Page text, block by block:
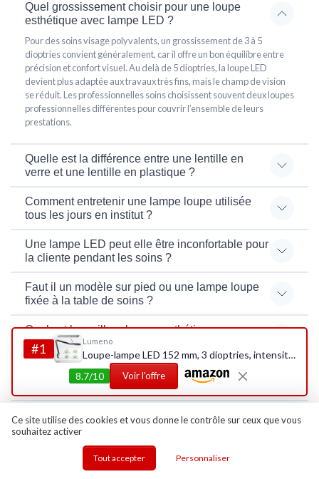
Quel grossissement choisir pour une loupe
esthétique avec lampe LED ?
Pour des soins visage polyvalents, un grossissement de 3 à 5
dioptries convient généralement, car il offre un bon équilibre entre
précision et confort visuel. Au delà de 5 dioptries, la loupe LED
devient plus adaptée aux travaux très fins, mais le champ de vision
se réduit. Les professionnelles soins choisissent souvent deux loupes
professionnelles différentes pour couvrir l’ensemble de leurs
prestations.
Quelle est la différence entre une lentille en
verre et une lentille en plastique ?
Comment entretenir une lampe loupe utilisée
tous les jours en institut ?
Une lampe LED peut elle être inconfortable pour
la cliente pendant les soins ?
Faut il un modèle sur pied ou une lampe loupe
fixée à la table de soins ?
Quel est le meilleur loupes esthétiques avec
lampe LED ?
Quel est le loupes esthétiques avec lampe LED
le moins cher ?
Quel est le loupes esthétiques avec lampe LED
le plus populaire ?
Comment choisir un loupes esthétiques avec
lampe LED ?
#1 Lumeno
Loupe-lampe LED 152 mm, 3 dioptries, intensité variable
8.7/10
Voir l'offre
Ce site utilise des cookies et vous donne le contrôle sur ceux que vous
souhaitez activer
Tout accepter Personnaliser